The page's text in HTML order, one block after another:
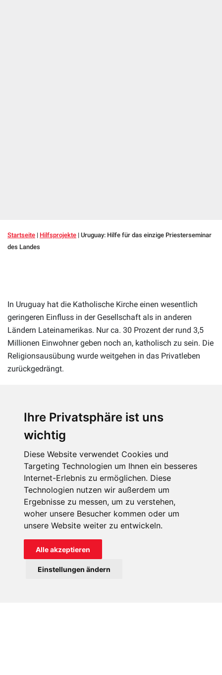
Ihre Privatsphäre ist uns
wichtig
Diese Website verwendet Cookies und
Targeting Technologien um Ihnen ein besseres
Internet-Erlebnis zu ermöglichen. Diese
Technologien nutzen wir außerdem um
Ergebnisse zu messen, um zu verstehen,
woher unsere Besucher kommen oder um
unsere Website weiter zu entwickeln.
Alle akzeptieren
Einstellungen ändern
Startseite | Hilfsprojekte | Uruguay: Hilfe für das einzige Priesterseminar
des Landes
In Uruguay hat die Katholische Kirche einen wesentlich
geringeren Einfluss in der Gesellschaft als in anderen
Ländern Lateinamerikas. Nur ca. 30 Prozent der rund 3,5
Millionen Einwohner geben noch an, katholisch zu sein. Die
Religionsausübung wurde weitgehen in das Privatleben
zurückgedrängt.
begann bereits in der Mitte des 19. Jahrhunderts.
Christliche Feiertage gibt es in Uruguay bis heute offiziell
nicht. So steht statt Weihnachten „Tag der Familie“ im
Kalender, statt der Kar- und Ostertage „Woche des
Tourismus“. Auch die Gesetzgebung steht in vielen Punkten
im Widerspruch zur Lehre der Katholischen Kirche.